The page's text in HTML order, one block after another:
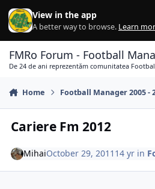
Skip to content
View in the app
A better way to browse. Learn
FMRo Forum - Football
De 24 de ani reprezentăm comunitatea
Home Football Manager 2005 -
Cariere Fm 2012
MihaiOctober 29, 2011 14 yr in